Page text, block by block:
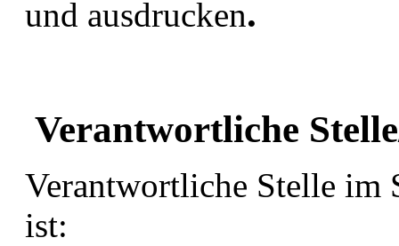
und ausdrucken.
Verantwortliche
Verantwortliche Stelle im
ist: